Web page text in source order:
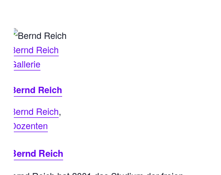
Bernd Reich
Gallerie
Bernd Reich
Bernd Reich,
Dozenten
Bernd Reich